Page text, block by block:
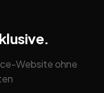
Website ohne